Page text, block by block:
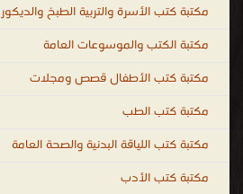
مكتبة كتب الأسرة والتربية الطبخ والديكور
مكتبة الكتب والموسوعات العامة
مكتبة كتب الأطفال قصص ومجلات
مكتبة كتب الطب
مكتبة كتب اللياقة البدنية والصحة العامة
مكتبة كتب الأدب